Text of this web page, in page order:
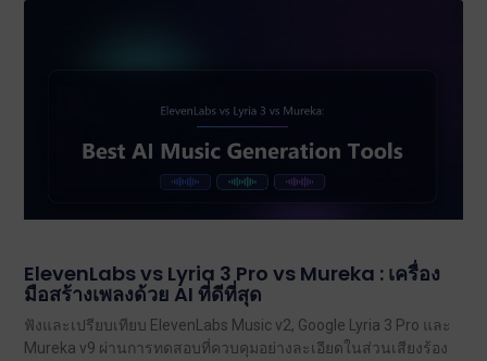
ElevenLabs vs Lyria 3 Pro vs Mureka : เครื่อง
มือสร้างเพลงด้วย AI ที่ดีที่สุด
ฟังและเปรียบเทียบ ElevenLabs Music v2, Google Lyria 3 Pro และ
Mureka v9 ผ่านการทดสอบที่ควบคุมอย่างละเอียดในส่วนเสียงร้อง